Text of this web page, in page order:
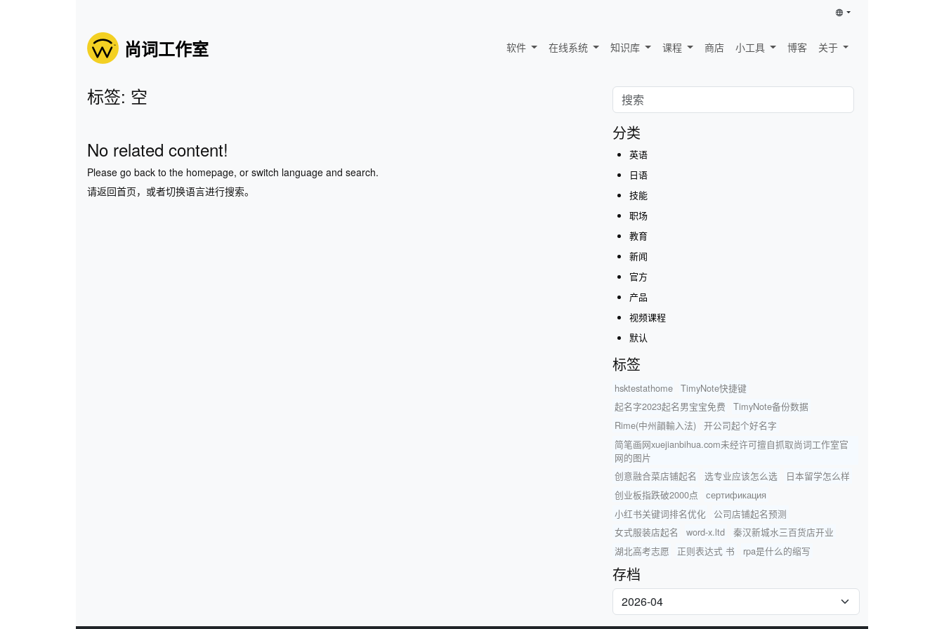
尚词工作室 软件 在线系统 知识库 课程 商店 小工具 博客 关于
标签: 空
No related content!
Please go back to the homepage, or switch language and search.
请返回首页，或者切换语言进行搜索。
分类
英语
日语
技能
职场
教育
新闻
官方
产品
视频课程
默认
标签
hsktestathome
TimyNote快捷键
起名字2023起名男宝宝免费
TimyNote备份数据
Rime(中州韻輸入法)
开公司起个好名字
简笔画网xuejianbihua.com未经许可擅自抓取尚词工作室官
网的图片
创意融合菜店铺起名
选专业应该怎么选
日本留学怎么样
创业板指跌破2000点
сертификация
小红书关键词排名优化
公司店铺起名预测
女式服装店起名
word-x.ltd
秦汉新城水三百货店开业
湖北高考志愿
正则表达式 书 rpa是什么的缩写
存档